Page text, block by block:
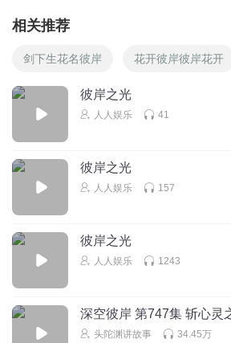
相关推荐
剑下生花名彼岸 花开彼岸彼岸花开
彼岸之光
人人娱乐 41
彼岸之光
人人娱乐 157
彼岸之光
人人娱乐 1243
深空彼岸 第747集 斩心灵
头陀渊讲故事 34.45万